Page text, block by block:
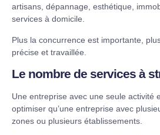
artisans, dépannage, esthétique,
services à domicile.
Plus la concurrence est importante,
précise et travaillée.
Le nombre de services à
Une entreprise avec une seule activité
optimiser qu’une entreprise avec
zones ou plusieurs établissements.